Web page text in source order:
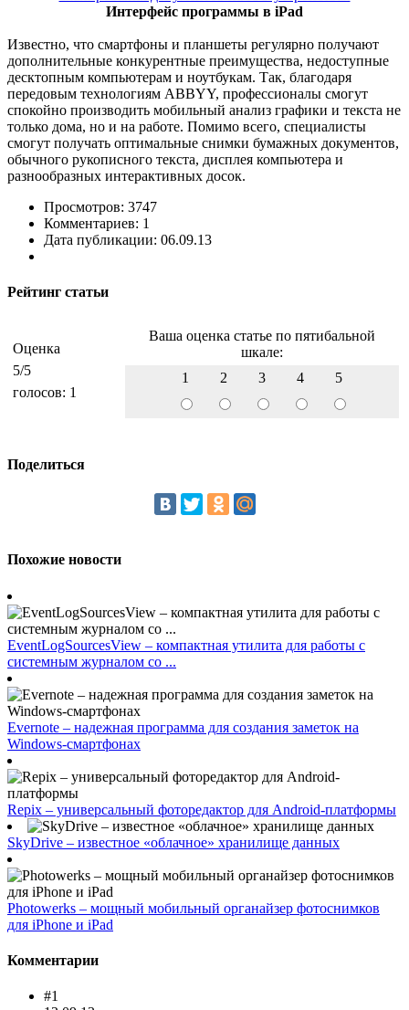
Интерфейс программы в iPad
Известно, что смартфоны и планшеты регулярно получают
дополнительные конкурентные преимущества, недоступные
десктопным компьютерам и ноутбукам. Так, благодаря
передовым технологиям ABBYY, профессионалы смогут
спокойно производить мобильный анализ графики и текста не
только дома, но и на работе. Помимо всего, специалисты
смогут получать оптимальные снимки бумажных документов,
обычного рукописного текста, дисплея компьютера и
разнообразных интерактивных досок.
Просмотров: 3747
Комментариев: 1
Дата публикации: 06.09.13
Рейтинг статьи
Оценка
5/5
голосов: 1
Ваша оценка статье по пятибальной
шкале:
1
2 3 4 5
Поделиться
Похожие новости
EventLogSourcesView – компактная утилита для работы с
системным журналом со ...
Evernote – надежная программа для создания заметок на
Windows-смартфонах
Repix – универсальный фоторедактор для Android-платформы
SkyDrive – известное «облачное» хранилище данных
Photowerks – мощный мобильный органайзер фотоснимков
для iPhone и iPad
Комментарии
#1